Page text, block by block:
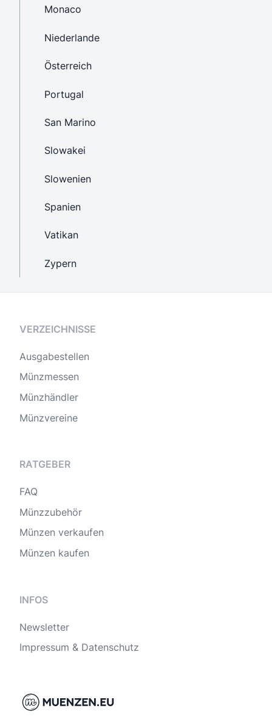
Monaco
Niederlande
Österreich
Portugal
San Marino
Slowakei
Slowenien
Spanien
Vatikan
Zypern
VERZEICHNISSE
Ausgabestellen
Münzmessen
Münzhändler
Münzvereine
RATGEBER
FAQ
Münzzubehör
Münzen verkaufen
Münzen kaufen
INFOS
Newsletter
Impressum & Datenschutz